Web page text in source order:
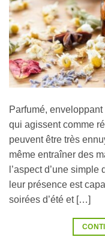
Parfumé,
qui agissent comme
peuvent être très
même entraîner des
l’aspect d’une
leur présence est
soirées d’été et […]